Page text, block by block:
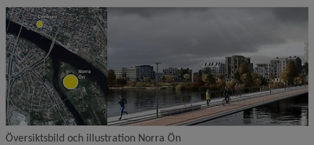
Översiktsbild och illustration Norra Ön